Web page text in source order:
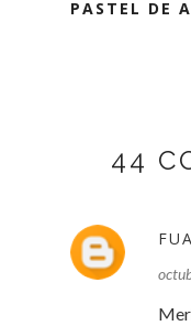
PASTEL DE
44